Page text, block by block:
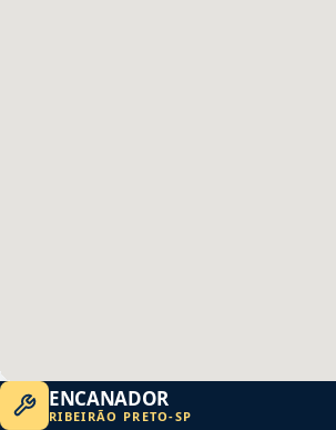
ENCANADOR
RIBEIRÃO PRETO-SP